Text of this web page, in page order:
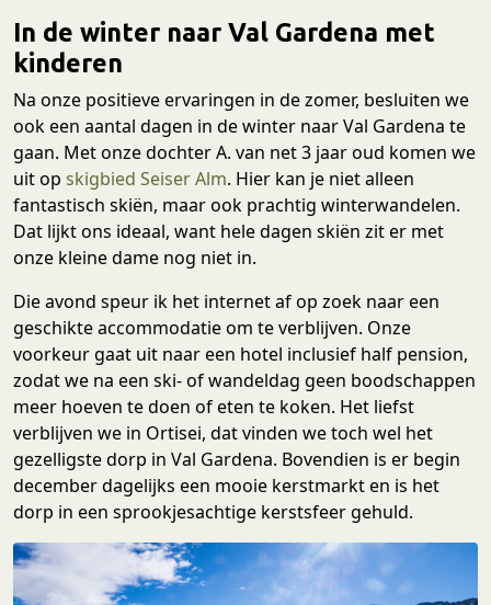
In de winter naar Val Gardena met
kinderen
Na onze positieve ervaringen in de zomer, besluiten we
ook een aantal dagen in de winter naar Val Gardena te
gaan. Met onze dochter A. van net 3 jaar oud komen we
uit op skigbied Seiser Alm. Hier kan je niet alleen
fantastisch skiën, maar ook prachtig winterwandelen.
Dat lijkt ons ideaal, want hele dagen skiën zit er met
onze kleine dame nog niet in.
Die avond speur ik het internet af op zoek naar een
geschikte accommodatie om te verblijven. Onze
voorkeur gaat uit naar een hotel inclusief half pension,
zodat we na een ski- of wandeldag geen boodschappen
meer hoeven te doen of eten te koken. Het liefst
verblijven we in Ortisei, dat vinden we toch wel het
gezelligste dorp in Val Gardena. Bovendien is er begin
december dagelijks een mooie kerstmarkt en is het
dorp in een sprookjesachtige kerstsfeer gehuld.